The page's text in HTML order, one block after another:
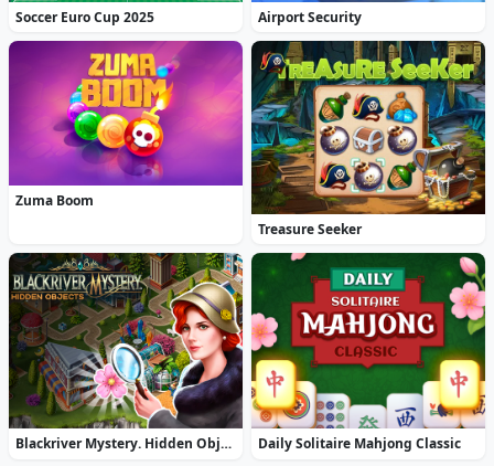
Soccer Euro Cup 2025 Airport Security
Zuma Boom
Treasure Seeker
Blackriver Mystery. Hidden Objects Daily Solitaire Mahjong Classic